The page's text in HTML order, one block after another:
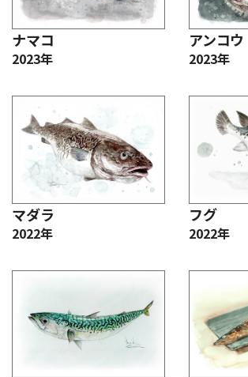
ナマコ
2023年
アンコウ
2023年
マダラ
2022年
フグ
2022年